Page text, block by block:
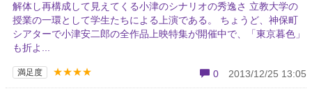
解体し再構成して見えてくる小津のシナリオの秀逸さ 立教大学の
授業の一環として学生たちによる上演である。 ちょうど、神保町
シアターで小津安二郎の全作品上映特集が開催中で、「東京暮色」
も折よ...
満足度 ★★★★ 0 2013/12/25 13:05